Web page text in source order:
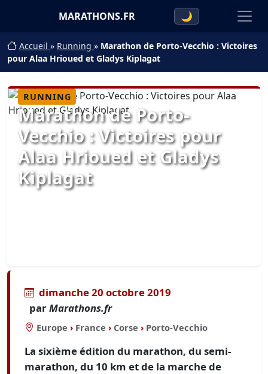
MARATHONS.FR 🌙
Accueil » Running » Marathon de Porto-Vecchio : Victoires
pour Alaa Hrioued et Gladys Kiplagat
RUNNING
Marathon de Porto-
Vecchio : Victoires pour
Alaa Hrioued et Gladys
Kiplagat
dimanche 20 octobre 2019
parMarathons.fr
Europe › France › Corse › Porto-Vecchio
La sixième édition du marathon, du semi-
marathon, du 10 km et de la marche de